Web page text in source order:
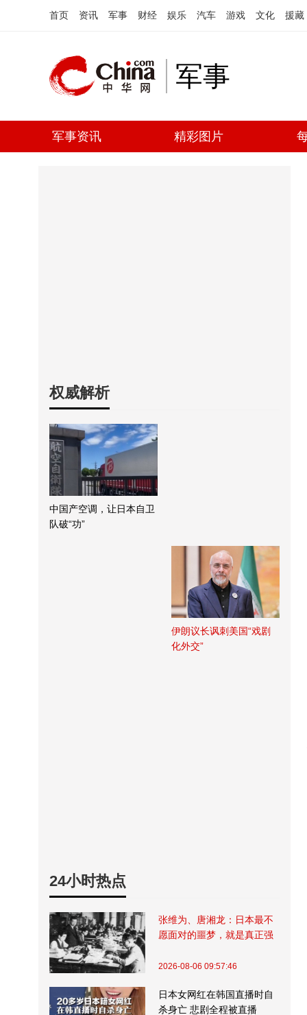
首页 资讯 军事 财经 娱乐 汽车 游戏 文化 援藏
军事
军事资讯 精彩图片
权威解析
中国产空调，让日本自卫
队破“功”
伊朗议长讽刺美国“戏剧
化外交”
24小时热点
张维为、唐湘龙：日本最不
愿面对的噩梦，就是真正强
2026-08-06 09:57:46
日本女网红在韩国直播时自
杀身亡 悲剧全程被直播